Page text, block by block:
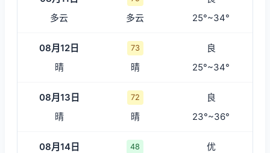
多云
多云 25°~34°
08月12日 73
良
晴
晴 25°~34°
08月13日 72
良
晴
晴 23°~36°
08月14日 48
优